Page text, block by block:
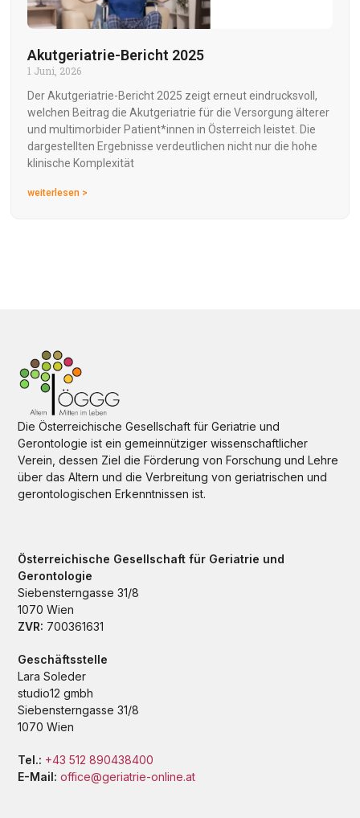
Akutgeriatrie-Bericht 2025
1 Juni, 2026
Der Akutgeriatrie-Bericht 2025 zeigt erneut eindrucksvoll,
welchen Beitrag die Akutgeriatrie für die Versorgung älterer
und multimorbider Patient*innen in Österreich leistet. Die
dargestellten Ergebnisse verdeutlichen nicht nur die hohe
klinische Komplexität
weiterlesen >
Die Österreichische Gesellschaft für Geriatrie und
Gerontologie ist ein gemeinnütziger wissenschaftlicher
Verein, dessen Ziel die Förderung von Forschung und Lehre
über das Altern und die Verbreitung von geriatrischen und
gerontologischen Erkenntnissen ist.
Österreichische Gesellschaft für Geriatrie und
Gerontologie
Siebensterngasse 31/8
1070 Wien
ZVR: 700361631
Geschäftsstelle
Lara Soleder
studio12 gmbh
Siebensterngasse 31/8
1070 Wien
Tel.: +43 512 890438400
E-Mail: office@geriatrie-online.at